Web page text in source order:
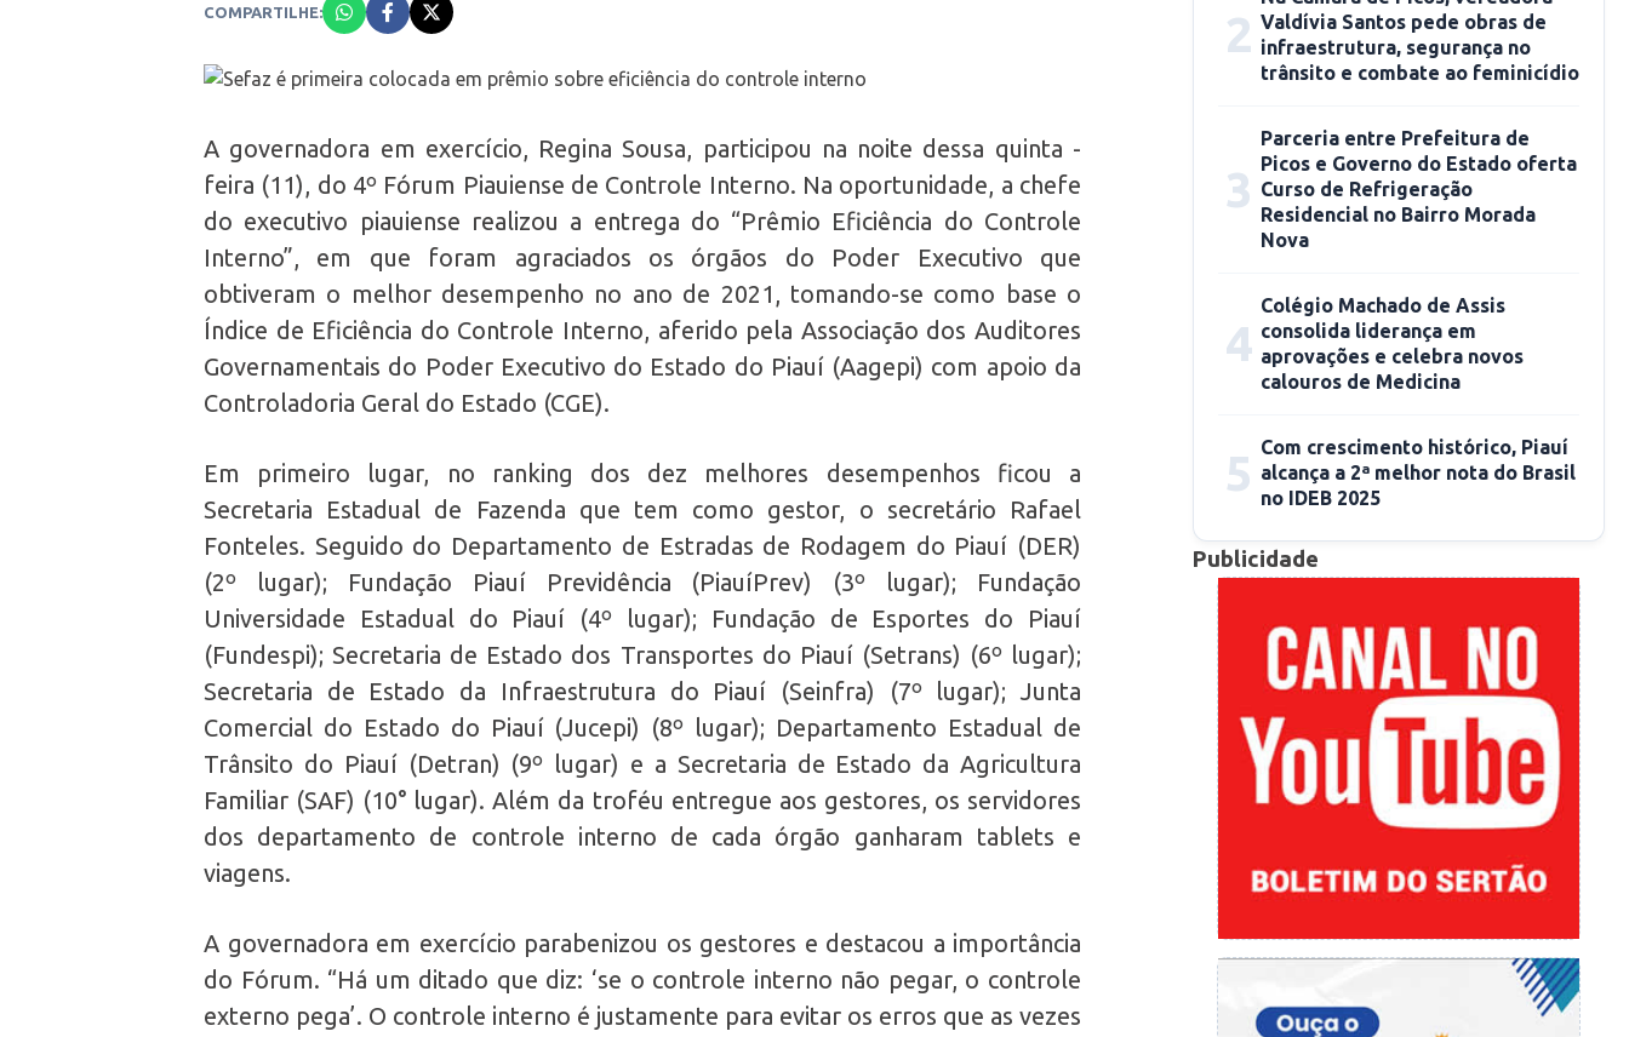
COMPARTILHE:
A governadora em exercício, Regina Sousa, participou na noite dessa quinta -
feira (11), do 4º Fórum Piauiense de Controle Interno. Na oportunidade, a chefe
do executivo piauiense realizou a entrega do “Prêmio Eficiência do Controle
Interno”, em que foram agraciados os órgãos do Poder Executivo que
obtiveram o melhor desempenho no ano de 2021, tomando-se como base o
Índice de Eficiência do Controle Interno, aferido pela Associação dos Auditores
Governamentais do Poder Executivo do Estado do Piauí (Aagepi) com apoio da
Controladoria Geral do Estado (CGE).
Em primeiro lugar, no ranking dos dez melhores desempenhos ficou a
Secretaria Estadual de Fazenda que tem como gestor, o secretário Rafael
Fonteles. Seguido do Departamento de Estradas de Rodagem do Piauí (DER)
(2º lugar); Fundação Piauí Previdência (PiauíPrev) (3º lugar); Fundação
Universidade Estadual do Piauí (4º lugar); Fundação de Esportes do Piauí
(Fundespi); Secretaria de Estado dos Transportes do Piauí (Setrans) (6º lugar);
Secretaria de Estado da Infraestrutura do Piauí (Seinfra) (7º lugar); Junta
Comercial do Estado do Piauí (Jucepi) (8º lugar); Departamento Estadual de
Trânsito do Piauí (Detran) (9º lugar) e a Secretaria de Estado da Agricultura
Familiar (SAF) (10° lugar). Além da troféu entregue aos gestores, os servidores
dos departamento de controle interno de cada órgão ganharam tablets e
viagens.
A governadora em exercício parabenizou os gestores e destacou a importância
do Fórum. “Há um ditado que diz: ‘se o controle interno não pegar, o controle
externo pega’. O controle interno é justamente para evitar os erros que as vezes
2 Valdívia Santos pede obras de
infraestrutura, segurança no
trânsito e combate ao feminicídio
3
Parceria entre Prefeitura de
Picos e Governo do Estado oferta
Curso de Refrigeração
Residencial no Bairro Morada
Nova
4
Colégio Machado de Assis
consolida liderança em
aprovações e celebra novos
calouros de Medicina
5 Com crescimento histórico, Piauí
alcança a 2ª melhor nota do Brasil
no IDEB 2025
Publicidade